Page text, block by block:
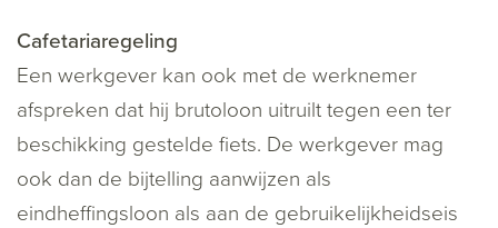
Cafetariaregeling
Een werkgever kan ook met de werknemer
afspreken dat hij brutoloon uitruilt tegen een ter
beschikking gestelde fiets. De werkgever mag
ook dan de bijtelling aanwijzen als
eindheffingsloon als aan de gebruikelijkheidseis